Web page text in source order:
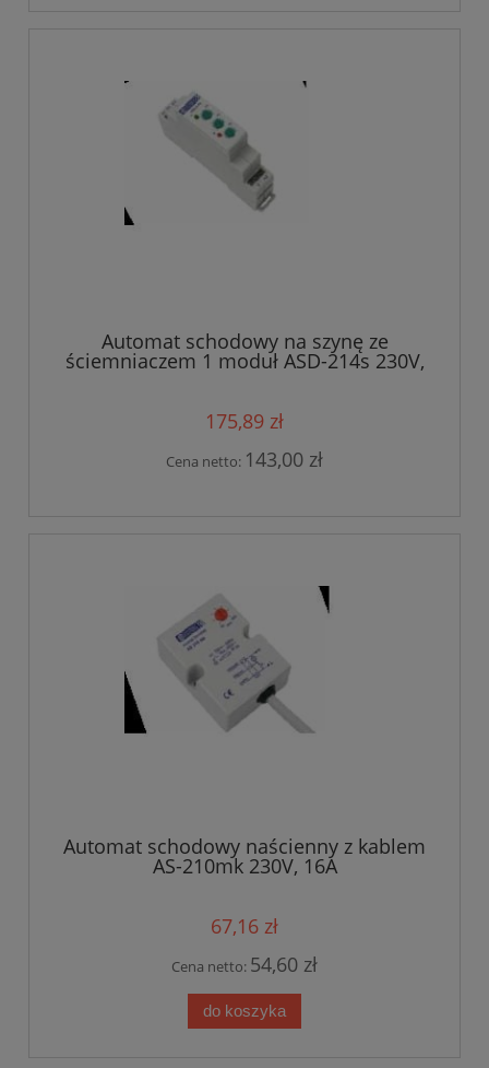
Automat schodowy na szynę ze
ściemniaczem 1 moduł ASD-214s 230V,
175,89 zł
Cena netto: 143,00 zł
Automat schodowy naścienny z kablem
AS-210mk 230V, 16A
67,16 zł
Cena netto: 54,60 zł
do koszyka